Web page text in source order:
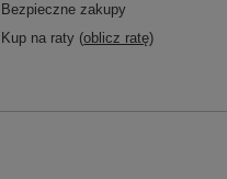
Bezpieczne zakupy
Kup na raty (oblicz ratę)